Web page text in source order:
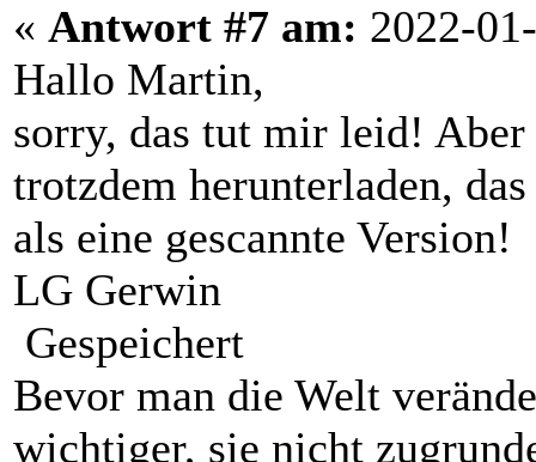
« Antwort #7 am: 2022-
Hallo Martin,
sorry, das tut mir leid!
trotzdem herunterladen,
als eine gescannte Version!
LG Gerwin
Gespeichert
Bevor man die Welt
wichtiger, sie nicht